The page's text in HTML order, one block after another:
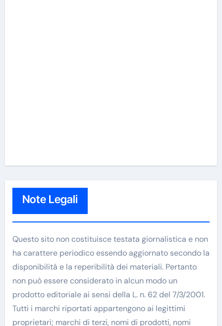
Note Legali
Questo sito non costituisce testata giornalistica e non
ha carattere periodico essendo aggiornato secondo la
disponibilità e la reperibilità dei materiali. Pertanto
non può essere considerato in alcun modo un
prodotto editoriale ai sensi della L. n. 62 del 7/3/2001.
Tutti i marchi riportati appartengono ai legittimi
proprietari; marchi di terzi, nomi di prodotti, nomi